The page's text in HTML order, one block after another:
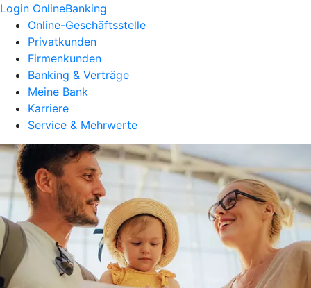
Login OnlineBanking
Online-Geschäftsstelle
Privatkunden
Firmenkunden
Banking & Verträge
Meine Bank
Karriere
Service & Mehrwerte